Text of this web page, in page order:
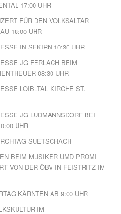
17:00 UHR
FÜR DEN VOLKSALTAR
18:00 UHR
IN SEKIRN 10:30 UHR
JG FERLACH BEIM
08:30 UHR
LOIBLTAL KIRCHE ST.
JG LUDMANNSDORF BEI
UHR
SUETSCHACH
BEIM MUSIKER UMD PROMI
VON DER ÖBV IN FEISTRITZ IM
KÄRNTEN AB 9:00 UHR
IM